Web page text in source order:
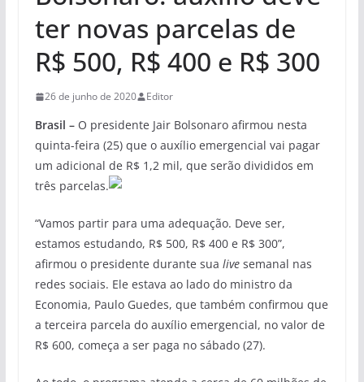
ter novas parcelas de
R$ 500, R$ 400 e R$ 300
26 de junho de 2020 Editor
Brasil –O presidente Jair Bolsonaro afirmou nesta
quinta-feira (25) que o auxílio emergencial vai pagar
um adicional de R$ 1,2 mil, que serão divididos em
três parcelas.
“Vamos partir para uma adequação. Deve ser,
estamos estudando, R$ 500, R$ 400 e R$ 300”,
afirmou o presidente durante sua livesemanal nas
redes sociais. Ele estava ao lado do ministro da
Economia, Paulo Guedes, que também confirmou que
a terceira parcela do auxílio emergencial, no valor de
R$ 600, começa a ser paga no sábado (27).